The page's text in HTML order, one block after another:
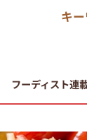
キ
フーディスト連